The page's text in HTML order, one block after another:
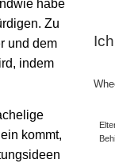
habe
Zu
und dem
indem
kommt,